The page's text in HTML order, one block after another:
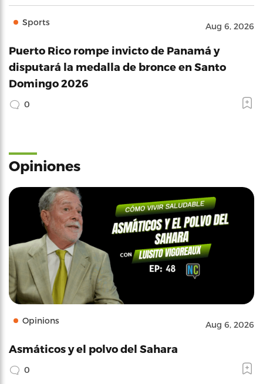
Sports Aug 6, 2026
Puerto Rico rompe invicto de Panamá y
disputará la medalla de bronce en Santo
Domingo 2026
0
Opiniones
Opinions Aug 6, 2026
Asmáticos y el polvo del Sahara
0